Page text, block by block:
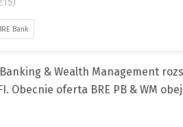
Bank
Banking & Wealth Management
Obecnie oferta BRE PB & WM